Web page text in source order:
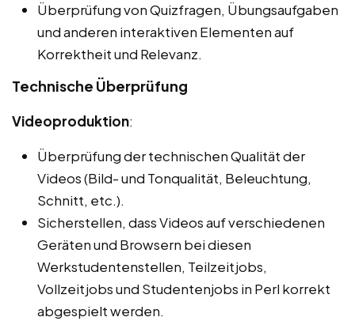
Überprüfung von Quizfragen, Übungsaufgaben
und anderen interaktiven Elementen auf
Korrektheit und Relevanz.
Technische Überprüfung
Videoproduktion:
Überprüfung der technischen Qualität der
Videos (Bild- und Tonqualität, Beleuchtung,
Schnitt, etc.).
Sicherstellen, dass Videos auf verschiedenen
Geräten und Browsern bei diesen
Werkstudentenstellen, Teilzeitjobs,
Vollzeitjobs und Studentenjobs in Perl korrekt
abgespielt werden.